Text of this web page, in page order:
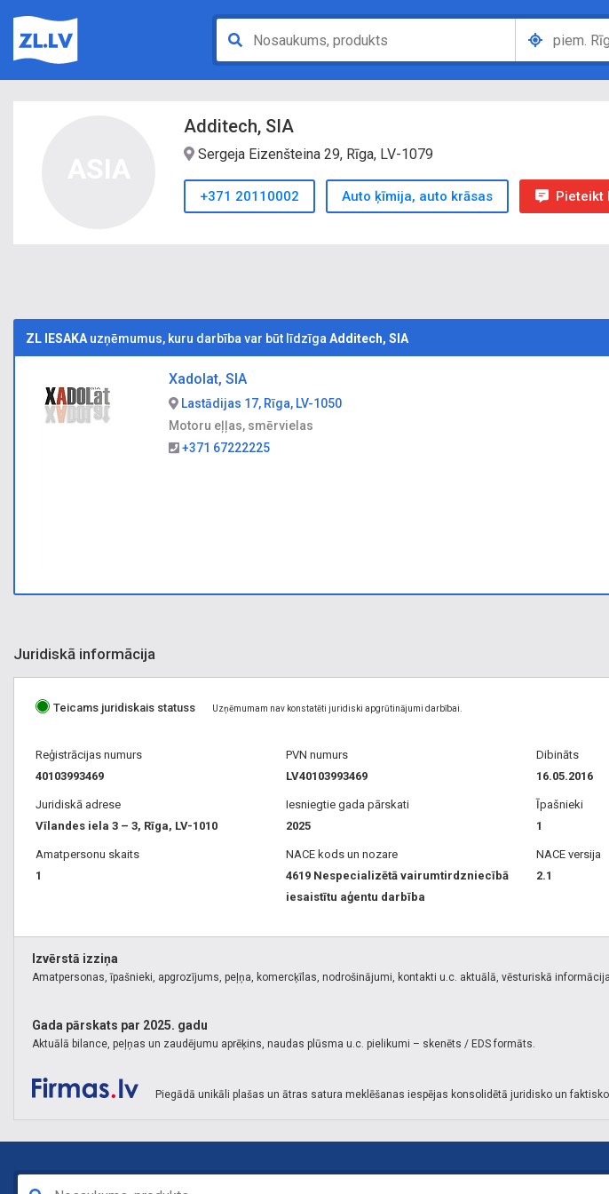
Additech, SIA
Sergeja Eizenšteina 29, Rīga, LV-1079
+371 20110002 Auto ķīmija, auto krāsas Pieteikt
ZL IESAKA uzņēmumus, kuru darbība var būt līdzīga Additech, SIA
Xadolat, SIA
Lastādijas 17, Rīga, LV-1050
Motoru eļļas, smērvielas
+371 67222225
Juridiskā informācija
Teicams juridiskais statuss Uzņēmumam nav konstatēti juridiski apgrūtinājumi darbībai.
Reģistrācijas numurs
40103993469
PVN numurs
LV40103993469
Dibināts
16.05.2016
Juridiskā adrese
Vīlandes iela 3 – 3, Rīga, LV-1010
Iesniegtie gada pārskati
2025
Īpašnieki
1
Amatpersonu skaits
1
NACE kods un nozare
4619 Nespecializētā vairumtirdzniecībā
iesaistītu aģentu darbība
NACE versija
2.1
Izvērstā izziņa
Amatpersonas, īpašnieki, apgrozījums, peļņa, komercķīlas, nodrošinājumi, kontakti u.c. aktuālā, vēsturiskā
Gada pārskats par 2025. gadu
Aktuālā bilance, peļņas un zaudējumu aprēķins, naudas plūsma u.c. pielikumi – skenēts / EDS formāts.
Piegādā unikāli plašas un ātras satura meklēšanas iespējas konsolidētā juridisko un